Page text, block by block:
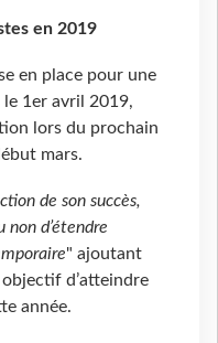
en 2019
en place pour une
le 1er avril 2019,
lors du prochain
mars.
de son succès,
non d’étendre
" ajoutant
d’atteindre
année.